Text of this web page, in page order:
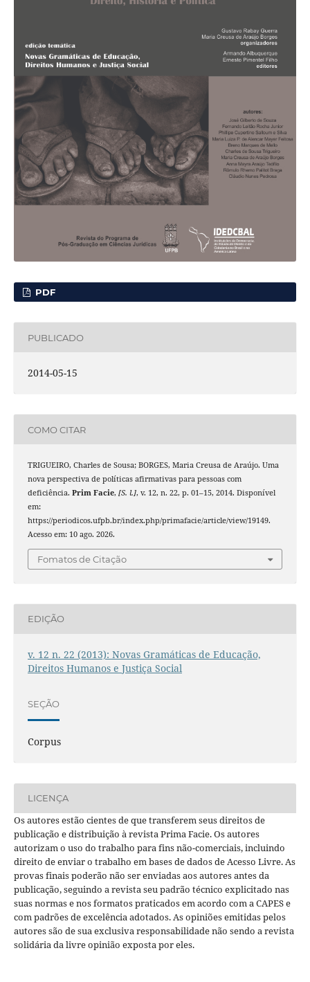
PDF
PUBLICADO
2014-05-15
COMO CITAR
TRIGUEIRO, Charles de Sousa; BORGES, Maria Creusa de Araújo. Uma
nova perspectiva de políticas afirmativas para pessoas com
deficiência. Prim Facie, [S. l.], v. 12, n. 22, p. 01–15, 2014. Disponível
em:
https://periodicos.ufpb.br/index.php/primafacie/article/view/19149.
Acesso em: 10 ago. 2026.
Fomatos de Citação
EDIÇÃO
v. 12 n. 22 (2013): Novas Gramáticas de Educação,
Direitos Humanos e Justiça Social
SEÇÃO
Corpus
LICENÇA
Os autores estão cientes de que transferem seus direitos de
publicação e distribuição à revista Prima Facie. Os autores
autorizam o uso do trabalho para fins não-comerciais, incluindo
direito de enviar o trabalho em bases de dados de Acesso Livre. As
provas finais poderão não ser enviadas aos autores antes da
publicação, seguindo a revista seu padrão técnico explicitado nas
suas normas e nos formatos praticados em acordo com a CAPES e
com padrões de excelência adotados. As opiniões emitidas pelos
autores são de sua exclusiva responsabilidade não sendo a revista
solidária da livre opinião exposta por eles.